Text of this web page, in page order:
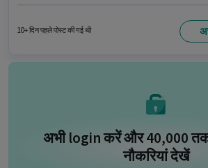
शिफ्ट और 6 days working प्रति सप्ताह है।
10+ दिन पहले पोस्ट की गई थी
अभी login करें और ₹40,000
नौकरियां देखें